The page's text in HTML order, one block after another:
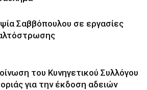
Σαββόπουλου σε εργασίες
του Κυνηγετικού Συλλόγου
για την έκδοση αδειών